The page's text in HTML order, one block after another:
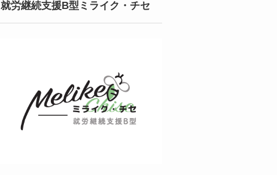
就労継続支援B型ミライク・チセ